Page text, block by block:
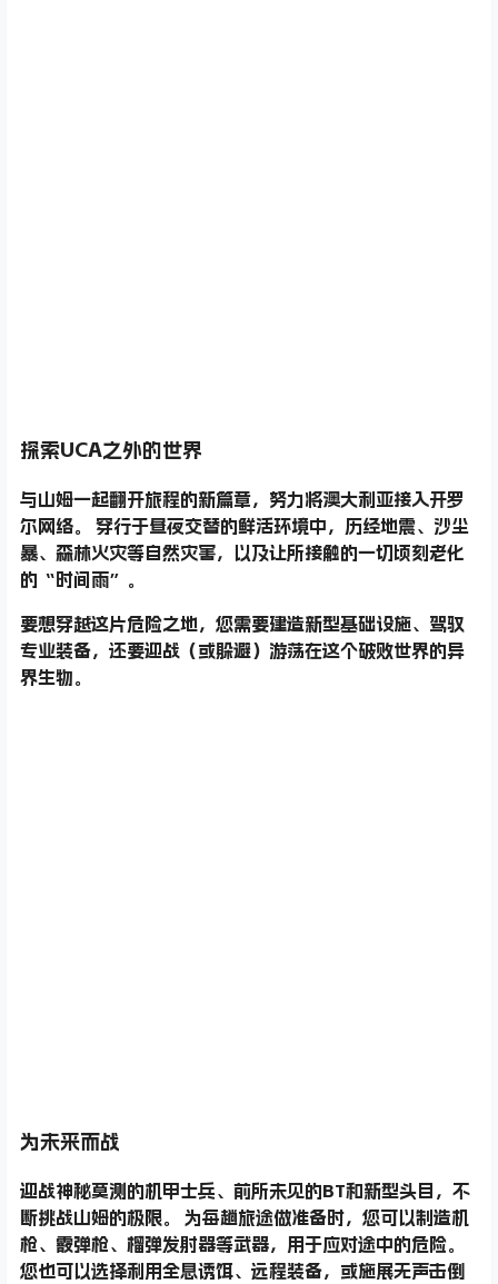
探索UCA之外的世界
与山姆一起翻开旅程的新篇章，努力将澳大利亚接入开罗
尔网络。 穿行于昼夜交替的鲜活环境中，历经地震、沙尘
暴、森林火灾等自然灾害，以及让所接触的一切顷刻老化
的“时间雨”。
要想穿越这片危险之地，您需要建造新型基础设施、驾驭
专业装备，还要迎战（或躲避）游荡在这个破败世界的异
界生物。
为未来而战
迎战神秘莫测的机甲士兵、前所未见的BT和新型头目，不
断挑战山姆的极限。 为每趟旅途做准备时，您可以制造机
枪、霰弹枪、榴弹发射器等武器，用于应对途中的危险。
您也可以选择利用全息诱饵、远程装备，或施展无声击倒